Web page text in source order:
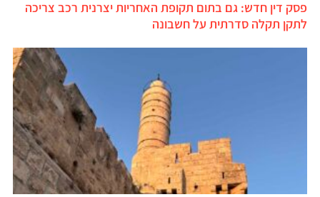
פסק דין חדש: גם בתום תקופת האחריות יצרנית רכב צריכה
לתקן תקלה סדרתית על חשבונה